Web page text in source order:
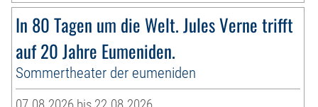
In 80 Tagen um die Welt. Jules Verne trifft
auf 20 Jahre Eumeniden.
Sommertheater der eumeniden